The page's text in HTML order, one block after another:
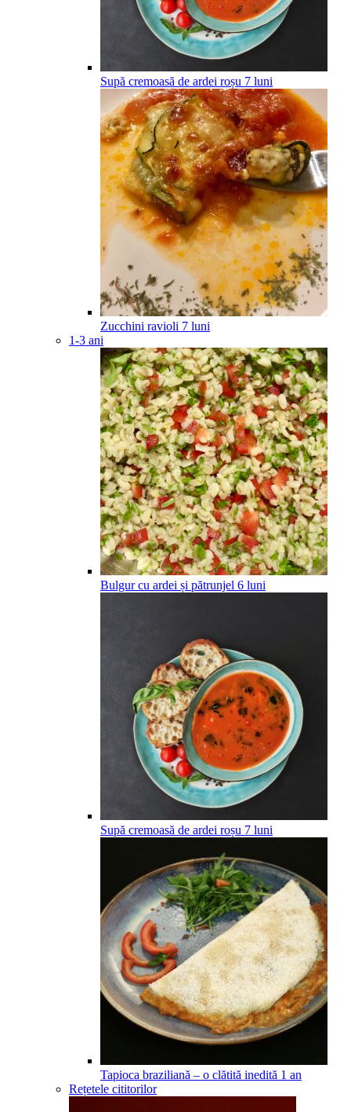
Supă cremoasă de ardei roșu 7 luni
Zucchini ravioli 7 luni
1-3 ani
Bulgur cu ardei și pătrunjel 6 luni
Supă cremoasă de ardei roșu 7 luni
Tapioca braziliană – o clătită inedită 1 an
Rețetele cititorilor